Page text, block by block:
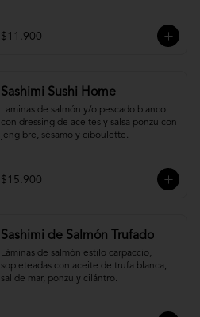
$11.900
Sashimi Sushi Home
Laminas de salmón y/o pescado blanco
con dressing de aceites y salsa ponzu con
jengibre, sésamo y ciboulette.
$15.900
Sashimi de Salmón Trufado
Láminas de salmón estilo carpaccio,
sopleteadas con aceite de trufa blanca,
sal de mar, ponzu y cilántro.